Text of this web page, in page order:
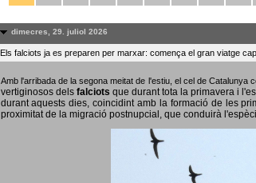
dimecres, 29. juliol 2026
Els falciots ja es preparen per marxar: comença el gran viatge
Amb l'arribada de la segona meitat de l'estiu, el cel de
vertiginosos dels falciots que durant tota la primavera i
durant aquests dies, coincidint amb la formació de les
proximitat de la migració postnupcial, que conduirà